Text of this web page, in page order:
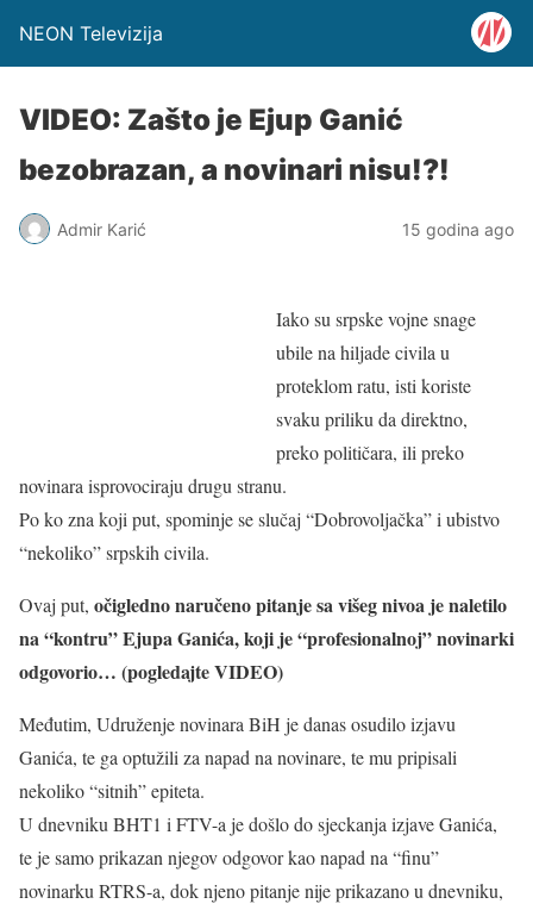
NEON Televizija
VIDEO: Zašto je Ejup Ganić
bezobrazan, a novinari nisu!?!
Admir Karić 15 godina ago
Iako su srpske vojne snage
ubile na hiljade civila u
proteklom ratu, isti koriste
svaku priliku da direktno,
preko političara, ili preko
novinara isprovociraju drugu stranu.
Po ko zna koji put, spominje se slučaj “Dobrovoljačka” i ubistvo
“nekoliko” srpskih civila.
Ovaj put, očigledno naručeno pitanje sa višeg nivoa je naletilo
na “kontru” Ejupa Ganića, koji je “profesionalnoj” novinarki
odgovorio… (pogledajte VIDEO)
Međutim, Udruženje novinara BiH je danas osudilo izjavu
Ganića, te ga optužili za napad na novinare, te mu pripisali
nekoliko “sitnih” epiteta.
U dnevniku BHT1 i FTV-a je došlo do sjeckanja izjave Ganića,
te je samo prikazan njegov odgovor kao napad na “finu”
novinarku RTRS-a, dok njeno pitanje nije prikazano u dnevniku,